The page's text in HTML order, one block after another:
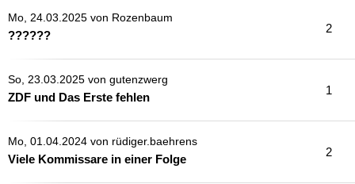
Mo, 24.03.2025 von Rozenbaum
??????
2
So, 23.03.2025 von gutenzwerg
ZDF und Das Erste fehlen
1
Mo, 01.04.2024 von rüdiger.baehrens
Viele Kommissare in einer Folge
2